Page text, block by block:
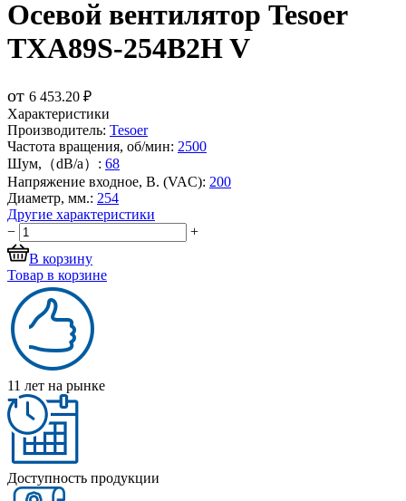
Осевой вентилятор Tesoer
TXA89S-254B2H V
от 6 453.20 ₽
Характеристики
Производитель: Tesoer
Частота вращения, об/мин: 2500
Шум,（dB/a）: 68
Напряжение входное, В. (VAC): 200
Диаметр, мм.: 254
Другие характеристики
−
+
В корзину
Товар в корзине
11 лет на рынке
Доступность продукции